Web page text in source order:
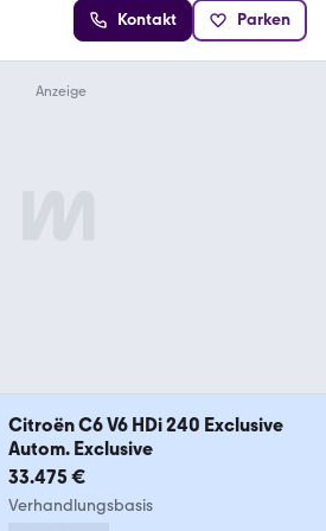
Kontakt Parken
Citroën C6 V6 HDi 240 Exclusive
Autom. Exclusive
33.475 €
Verhandlungsbasis